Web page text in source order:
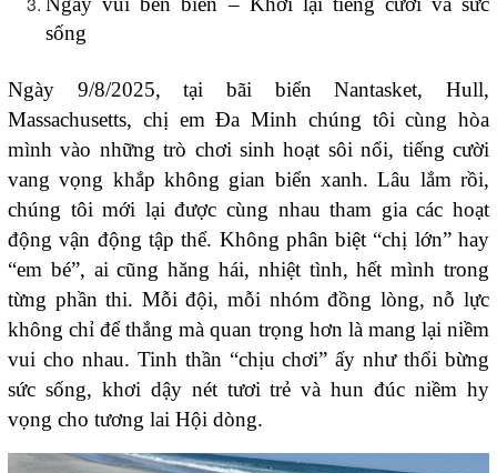
sống
Ngày 9/8/2025, tại bãi biển Nantasket, Hull,
Massachusetts, chị em Đa Minh chúng tôi cùng hòa
mình vào những trò chơi sinh hoạt sôi nổi, tiếng cười
vang vọng khắp không gian biển xanh. Lâu lắm rồi,
chúng tôi mới lại được cùng nhau tham gia các hoạt
động vận động tập thể. Không phân biệt “chị lớn” hay
“em bé”, ai cũng hăng hái, nhiệt tình, hết mình trong
từng phần thi. Mỗi đội, mỗi nhóm đồng lòng, nỗ lực
không chỉ để thắng mà quan trọng hơn là mang lại niềm
vui cho nhau. Tinh thần “chịu chơi” ấy như thổi bừng
sức sống, khơi dậy nét tươi trẻ và hun đúc niềm hy
vọng cho tương lai Hội dòng.